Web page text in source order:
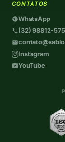
CONTATOS
WhatsApp
(32) 98812-
Instagram
YouTube